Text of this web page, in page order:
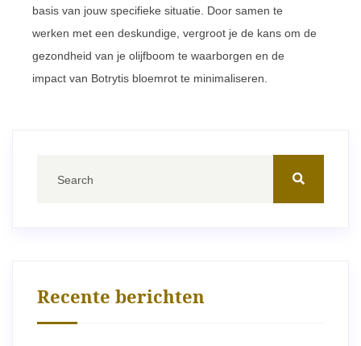
basis van jouw specifieke situatie. Door samen te
werken met een deskundige, vergroot je de kans om de
gezondheid van je olijfboom te waarborgen en de
impact van Botrytis bloemrot te minimaliseren.
Recente berichten